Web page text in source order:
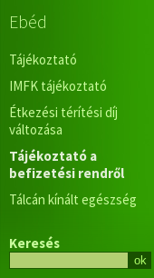
Ebéd
Tájékoztató
IMFK tájékoztató
Étkezési térítési díj
változása
Tájékoztató a
befizetési rendről
Tálcán kínált egészség
Keresés